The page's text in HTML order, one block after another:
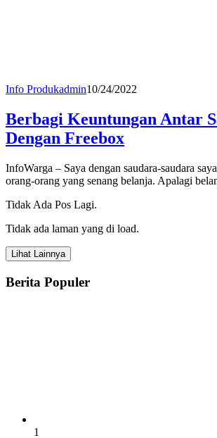
Info Produkadmin10/24/2022
Berbagi Keuntungan Antar
Dengan Freebox
InfoWarga – Saya dengan saudara-saudara
orang-orang yang senang belanja. Apalagi
Tidak Ada Pos Lagi.
Tidak ada laman yang di load.
Lihat Lainnya
Berita Populer
1